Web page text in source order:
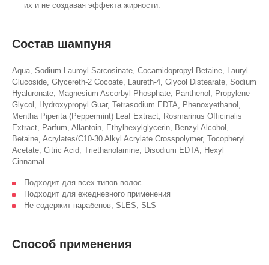
их и не создавая эффекта жирности.
Состав шампуня
Aqua, Sodium Lauroyl Sarcosinate, Cocamidopropyl Betaine, Lauryl
Glucoside, Glycereth-2 Cocoate, Laureth-4, Glycol Distearate, Sodium
Hyaluronate, Magnesium Ascorbyl Phosphate, Panthenol, Propylene
Glycol, Hydroxypropyl Guar, Tetrasodium EDTA, Phenoxyethanol,
Mentha Piperita (Peppermint) Leaf Extract, Rosmarinus Officinalis
Extract, Parfum, Allantoin, Ethylhexylglycerin, Benzyl Alcohol,
Betaine, Acrylates/C10-30 Alkyl Acrylate Crosspolymer, Tocopheryl
Acetate, Citric Acid, Triethanolamine, Disodium EDTA, Hexyl
Cinnamal.
Подходит для всех типов волос
Подходит для ежедневного применения
Не содержит парабенов, SLES, SLS
Способ применения